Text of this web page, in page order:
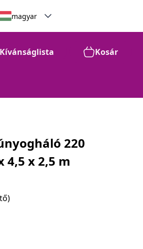
magyar
Kívánságlista Kosár
220
4,5 x 2,5 m